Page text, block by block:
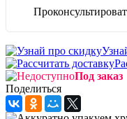
Под заказ
Поделиться